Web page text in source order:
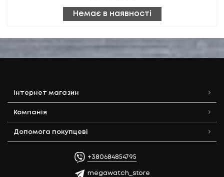
Немає в наявності
Інтернет магазин
Компанія
Допомога покупцеві
+380684854795
megawatch_store